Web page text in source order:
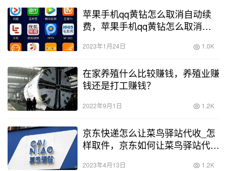
苹果手机qq黄钻怎么取消自动续
费，苹果手机qq黄钻怎么取消自
2023年1月24日 1.0K
在家养殖什么比较赚钱，养殖业赚
钱还是打工赚钱？
2022年9月1日 1.2K
京东快递怎么让菜鸟驿站代收_怎
样取件，京东如何让菜鸟驿站代
2023年4月13日 1.2K